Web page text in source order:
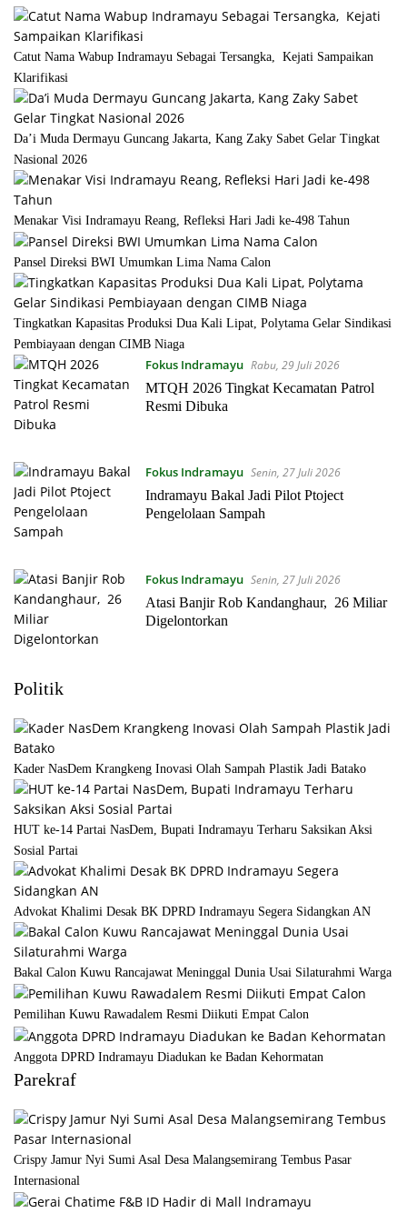
Catut Nama Wabup Indramayu Sebagai Tersangka, Kejati Sampaikan
Klarifikasi
Da’i Muda Dermayu Guncang Jakarta, Kang Zaky Sabet Gelar Tingkat
Nasional 2026
Menakar Visi Indramayu Reang, Refleksi Hari Jadi ke-498 Tahun
Pansel Direksi BWI Umumkan Lima Nama Calon
Tingkatkan Kapasitas Produksi Dua Kali Lipat, Polytama Gelar Sindikasi
Pembiayaan dengan CIMB Niaga
Fokus Indramayu Rabu, 29 Juli 2026
MTQH 2026 Tingkat Kecamatan Patrol
Resmi Dibuka
Fokus Indramayu Senin, 27 Juli 2026
Indramayu Bakal Jadi Pilot Ptoject
Pengelolaan Sampah
Fokus Indramayu Senin, 27 Juli 2026
Atasi Banjir Rob Kandanghaur, 26 Miliar
Digelontorkan
Politik
Kader NasDem Krangkeng Inovasi Olah Sampah Plastik Jadi Batako
HUT ke-14 Partai NasDem, Bupati Indramayu Terharu Saksikan Aksi
Sosial Partai
Advokat Khalimi Desak BK DPRD Indramayu Segera Sidangkan AN
Bakal Calon Kuwu Rancajawat Meninggal Dunia Usai Silaturahmi Warga
Pemilihan Kuwu Rawadalem Resmi Diikuti Empat Calon
Anggota DPRD Indramayu Diadukan ke Badan Kehormatan
Parekraf
Crispy Jamur Nyi Sumi Asal Desa Malangsemirang Tembus Pasar
Internasional